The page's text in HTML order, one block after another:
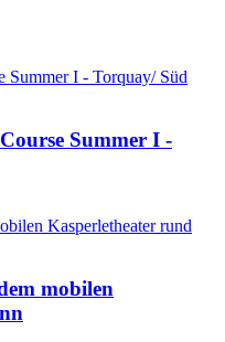
Summer I -
mobilen